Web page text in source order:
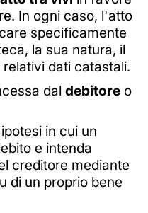
In ogni caso, l'atto
specificamente
la sua natura, il
dati catastali.
dal debitoreo
in cui un
e intenda
creditore mediante
di un proprio bene